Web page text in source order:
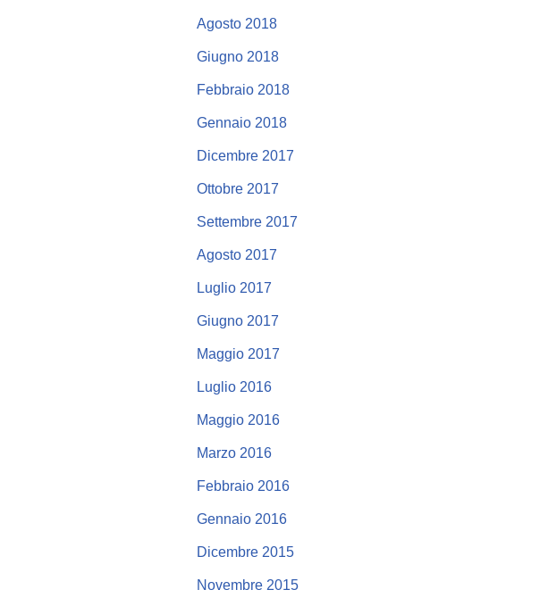
Agosto 2018
Giugno 2018
Febbraio 2018
Gennaio 2018
Dicembre 2017
Ottobre 2017
Settembre 2017
Agosto 2017
Luglio 2017
Giugno 2017
Maggio 2017
Luglio 2016
Maggio 2016
Marzo 2016
Febbraio 2016
Gennaio 2016
Dicembre 2015
Novembre 2015